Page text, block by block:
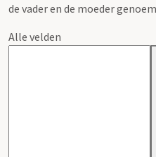
de vader en de moeder
Alle velden